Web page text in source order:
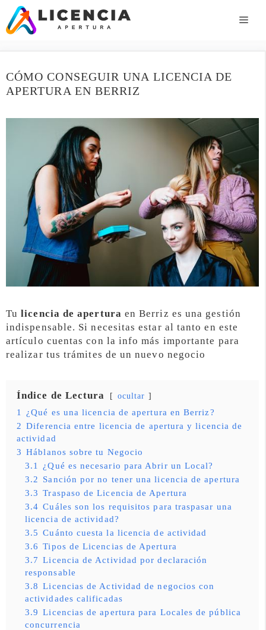
Saltar
contenido
CÓMO CONSEGUIR UNA LICENCIA DE
APERTURA EN BERRIZ
Tulicencia de apertura en Berriz es una gestión
indispensable. Si necesitas estar al tanto en este
artículo cuentas con la info más importante para
realizar tus trámites de un nuevo negocio
Índice de Lectura ocultar
1
¿Qué es una licencia de apertura en Berriz?
2 Diferencia entre licencia de apertura y licencia de
actividad
3 Háblanos sobre tu Negocio
3.1
¿Qué es necesario para Abrir un Local?
3.2 Sanción por no tener una licencia de apertura
3.3 Traspaso de Licencia de Apertura
3.4 Cuáles son los requisitos para traspasar una
licencia de actividad?
3.5 Cuánto cuesta la licencia de actividad
3.6 Tipos de Licencias de Apertura
3.7 Licencia de Actividad por declaración
responsable
3.8 Licencias de Actividad de negocios con
actividades calificadas
3.9 Licencias de apertura para Locales de pública
concurrencia